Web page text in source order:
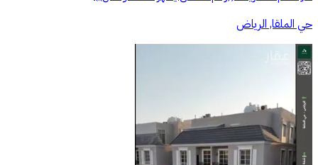
حي الملقا, الرياض